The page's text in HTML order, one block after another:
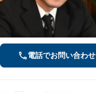
電話でお問い合わせ